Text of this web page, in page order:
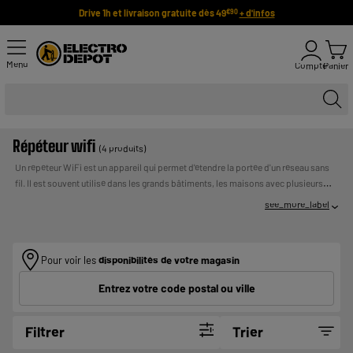
Drive 1h et livraison gratuite dès 49€90 + d'infos
Menu ComptePanier
Répéteur wifi (4 produits)
Un répéteur WiFi est un appareil qui permet d'étendre la portée d'un réseau sans
fil. Il est souvent utilisé dans les grands bâtiments, les maisons avec plusieurs
étages ou les zones où le signal WiFi est faible. Le répéteur capte le signal WiFi
REMBOURSE. VERIFIEZ VOS CAPACITES DE
REMBOURSEMENT AVANT DE VOUS ENGAGER.
see_more_label
Pour voir lesdisponibilités de votre magasin
Entrez votre code postal ou ville
Filtrer Trier